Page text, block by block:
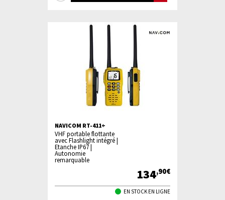
NAVICOM RT-411+
VHF portable flottante
avec Flashlight intégré |
Etanche IP67 |
Autonomie
remarquable
134,90€
EN STOCK EN LIGNE